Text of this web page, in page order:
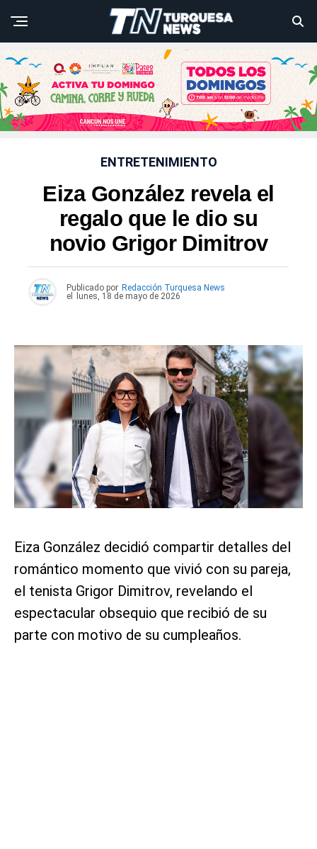
ENTRETENIMIENTO
Eiza González revela el
regalo que le dio su
novio Grigor Dimitrov
Publicado por Redacción Turquesa News
el
lunes, 18 de mayo de 2026
Eiza González decidió compartir detalles del
romántico momento que vivió con su pareja,
el tenista Grigor Dimitrov, revelando el
espectacular obsequio que recibió de su
parte con motivo de su cumpleaños.